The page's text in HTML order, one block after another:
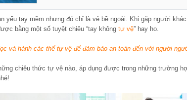
yếu tay mềm nhưng đó chỉ là vẻ bề ngoài. Khi gặp người
bằng một số tuyệt chiêu “tay không tự vệ” hay ho.
và hành các thế tự vệ để đảm bảo an toàn đến với người
chiêu thức tự vệ nào, áp dụng được trong những trường